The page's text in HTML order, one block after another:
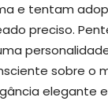
e tentam
preciso.
sobre o
elegante